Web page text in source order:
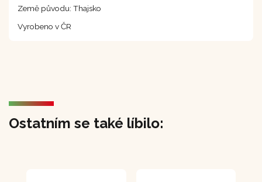
Země původu: Thajsko
Vyrobeno v ČR
Ostatním se také líbilo: